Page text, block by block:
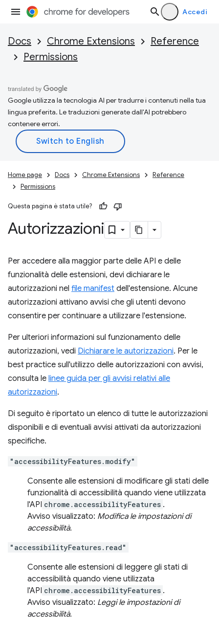
Accedi
Docs Chrome Extensions
Reference
Permissions
Google utilizza la tecnologia AI per tradurre i contenuti nella tua
lingua preferita. Le traduzioni generate dall'AI potrebbero
contenere errori.
Home page Docs Chrome Extensions
Reference
Permissions
Questa pagina è stata utile?
Autorizzazioni
Per accedere alla maggior parte delle API e delle
funzionalità delle estensioni, devi dichiarare le
autorizzazioni nel file manifest dell'estensione. Alcune
autorizzazioni attivano avvisi che gli utenti devono
consentire per continuare a utilizzare l'estensione.
Per ulteriori informazioni sul funzionamento delle
autorizzazioni, vedi Dichiarare le autorizzazioni. Per le
best practice sull'utilizzo delle autorizzazioni con avvisi,
consulta le linee guida per gli avvisi relativi alle
autorizzazioni.
Di seguito è riportato un elenco di tutte le autorizzazioni
disponibili e di eventuali avvisi attivati da autorizzazioni
specifiche.
"accessibilityFeatures.modify"
Consente alle estensioni di modificare gli stati delle
funzionalità di accessibilità quando viene utilizzata
l'API chrome.accessibilityFeatures .
Avviso visualizzato: Modifica le impostazioni di
accessibilità.
"accessibilityFeatures.read"
Consente alle estensioni di leggere gli stati di
accessibilità quando viene utilizzata
l'API chrome.accessibilityFeatures .
Avviso visualizzato: Leggi le impostazioni di
accessibilità.